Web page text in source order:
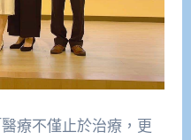
療不僅止於治療，更